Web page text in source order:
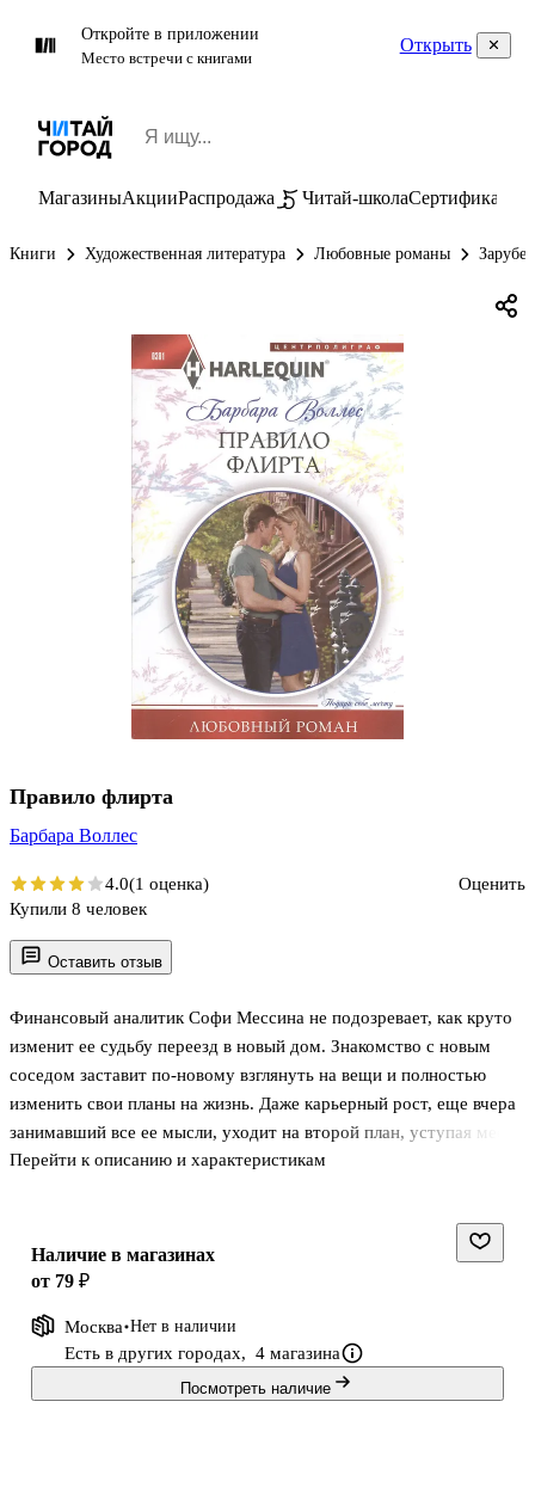
Откройте в приложении
Место встречи с книгами
Открыть
МагазиныАкцииРаспродажа Читай-школаСертификаты
Книги Художественная литература Любовные романы
Оставить отзыв
Финансовый аналитик Софи Мессина не подозревает, как круто
изменит ее судьбу переезд в новый дом. Знакомство с новым
соседом заставит по-новому взглянуть на вещи и полностью
изменить свои планы на жизнь. Даже карьерный рост, еще вчера
занимавший все ее мысли, уходит на второй план, уступая место
внезапной и яркой истории любви. . .
Перейти к описанию и характеристикам
Правило флирта
Барбара Воллес
4.0(1 оценка)
Оценить
Купили 8 человек
Наличие в магазинах
от 79 ₽
Москва Нет в наличии
Есть в других городах, 4 магазина
Посмотреть наличие